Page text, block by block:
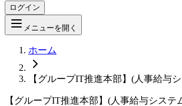
ログイン
メニューを開く
ホーム
【グループIT推進本部】(人事給与
【グループIT推進本部】(人事給与シス